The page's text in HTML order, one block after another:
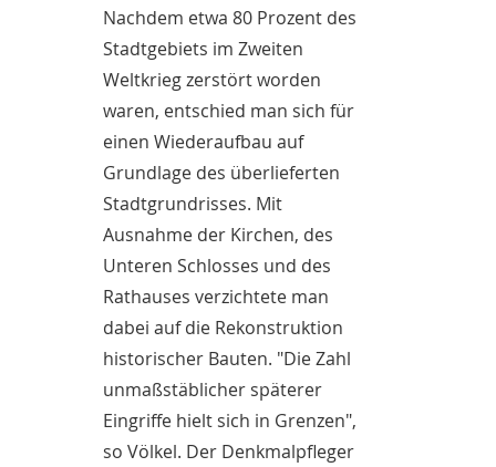
Nachdem etwa 80 Prozent des
Stadtgebiets im Zweiten
Weltkrieg zerstört worden
waren, entschied man sich für
einen Wiederaufbau auf
Grundlage des überlieferten
Stadtgrundrisses. Mit
Ausnahme der Kirchen, des
Unteren Schlosses und des
Rathauses verzichtete man
dabei auf die Rekonstruktion
historischer Bauten. "Die Zahl
unmaßstäblicher späterer
Eingriffe hielt sich in Grenzen",
so Völkel. Der Denkmalpfleger